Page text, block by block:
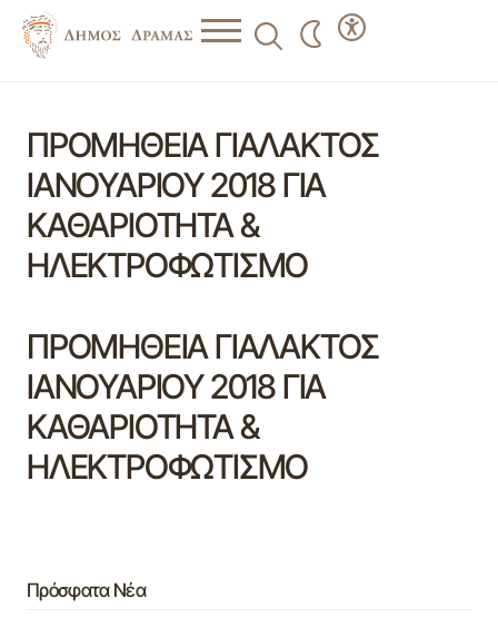
ΠΡΟΜΗΘΕΙΑ ΓΙΑΛΑΚΤΟΣ
ΙΑΝΟΥΑΡΙΟΥ 2018 ΓΙΑ
ΚΑΘΑΡΙΟΤΗΤΑ &
ΗΛΕΚΤΡΟΦΩΤΙΣΜΟ
ΠΡΟΜΗΘΕΙΑ ΓΙΑΛΑΚΤΟΣ
ΙΑΝΟΥΑΡΙΟΥ 2018 ΓΙΑ
ΚΑΘΑΡΙΟΤΗΤΑ &
ΗΛΕΚΤΡΟΦΩΤΙΣΜΟ
Πρόσφατα Νέα